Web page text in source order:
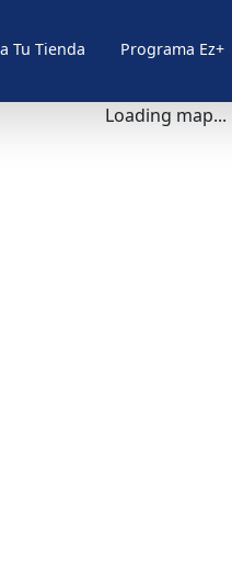
Tu Tienda Programa Ez+
Loading map...